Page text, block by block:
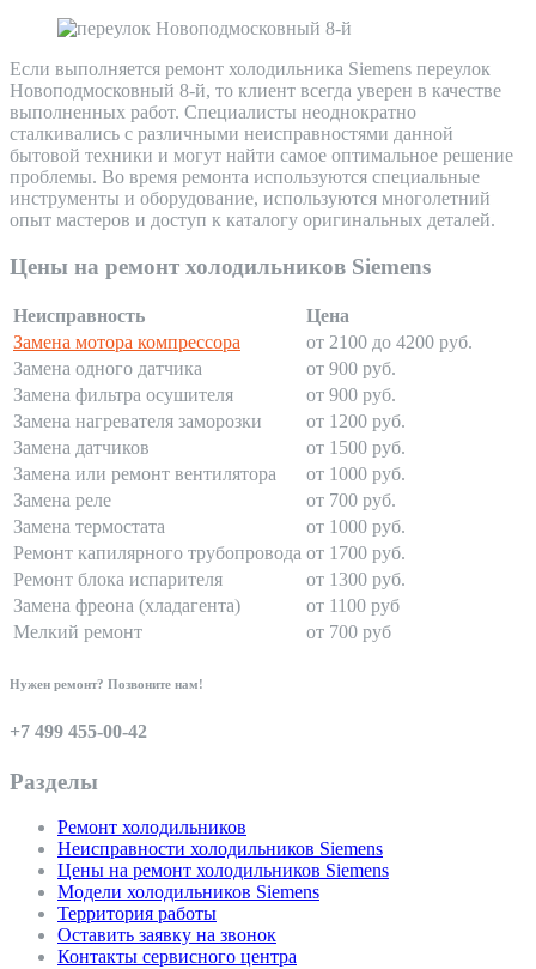
Если выполняется ремонт холодильника Siemens переулок
Новоподмосковный 8-й, то клиент всегда уверен в качестве
выполненных работ. Специалисты неоднократно
сталкивались с различными неисправностями данной
бытовой техники и могут найти самое оптимальное решение
проблемы. Во время ремонта используются специальные
инструменты и оборудование, используются многолетний
опыт мастеров и доступ к каталогу оригинальных деталей.
Цены на ремонт холодильников Siemens
Неисправность
Цена
Замена мотора компрессора
от 2100 до 4200 руб.
Замена одного датчика
от 900 руб.
Замена фильтра осушителя
от 900 руб.
Замена нагревателя заморозки
от 1200 руб.
Замена датчиков
от 1500 руб.
Замена или ремонт вентилятора
от 1000 руб.
Замена реле
от 700 руб.
Замена термостата
от 1000 руб.
Ремонт капилярного трубопровода от 1700 руб.
Ремонт блока испарителя
от 1300 руб.
Замена фреона (хладагента)
от 1100 руб
Мелкий ремонт
от 700 руб
Нужен ремонт? Позвоните нам!
+7 499 455-00-42
Разделы
Ремонт холодильников
Неисправности холодильников Siemens
Цены на ремонт холодильников Siemens
Модели холодильников Siemens
Территория работы
Оставить заявку на звонок
Контакты сервисного центра